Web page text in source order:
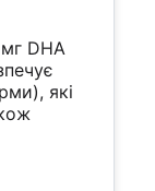
DHA
які